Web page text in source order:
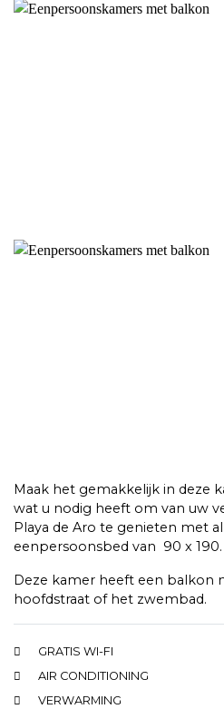
Maak het gemakkelijk in deze
wat u nodig heeft om van uw
Playa de Aro te genieten met
eenpersoonsbed van 90 x 190.
Deze kamer heeft een balkon
hoofdstraat of het zwembad.
GRATIS WI-FI
AIR CONDITIONING
VERWARMING